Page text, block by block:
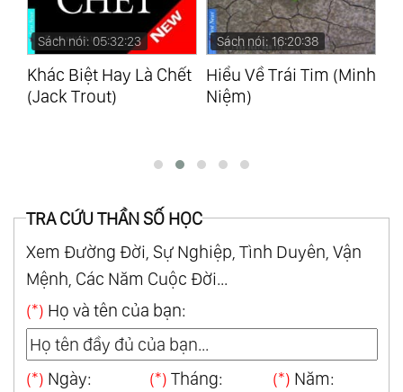
Sách nói: 16:20:38
Hiểu Về Trái Tim (Minh
Niệm)
Sách nói: 09:10:20
Hạnh Phúc Tại Tâm
(Osho)
TRA CỨU THẦN SỐ HỌC
Xem Đường Đời, Sự Nghiệp, Tình Duyên, Vận
Mệnh, Các Năm Cuộc Đời...
(*) Họ và tên của bạn:
(*) Ngày: (*) Tháng: (*) Năm: